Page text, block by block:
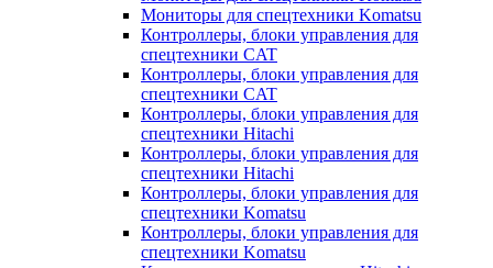
Мониторы для спецтехники Komatsu
Контроллеры, блоки управления для
спецтехники CAT
Контроллеры, блоки управления для
спецтехники CAT
Контроллеры, блоки управления для
спецтехники Hitachi
Контроллеры, блоки управления для
спецтехники Hitachi
Контроллеры, блоки управления для
спецтехники Komatsu
Контроллеры, блоки управления для
спецтехники Komatsu